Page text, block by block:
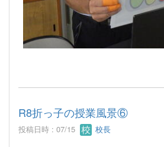
R8折っ子の授業風景⑥
投稿日時 : 07/15 校長